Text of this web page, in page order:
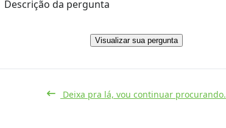
Descrição da pergunta
Visualizar sua pergunta
Deixa pra lá, vou continuar procurando.